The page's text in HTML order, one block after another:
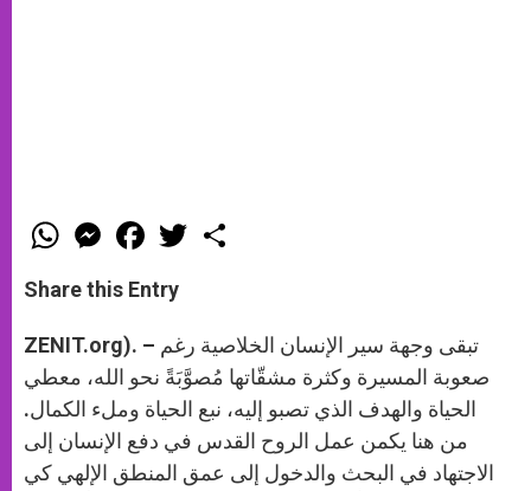
W
h
t
s
p
p
M
e
s
e
g
e
r
F
a
e
b
o
w
Share this Entry
ZENIT.org). – تبقى وجهة سير الإنسان الخلاصية رغم
صعوبة المسيرة وكثرة مشقّاتها مُصوَّبَةً نحو الله، معطي
الحياة والهدف الذي تصبو إليه، نبع الحياة وملء الكمال.
من هنا يكمن عمل الروح القدس في دفع الإنسان إلى
الاجتهاد في البحث والدخول إلى عمق المنطق الإلهي كي